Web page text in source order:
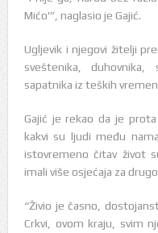
Mićo'”, naglasio je Gajić.
Ugljevik i njegovi žitelji
sveštenika, duhovnika,
sapatnika iz teških
Gajić je rekao da je prota
kakvi su ljudi među
istovremeno čitav život
imali više osjećaja za
“Živio je časno,
Crkvi, ovom kraju, svim